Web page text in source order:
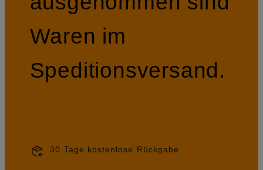
Waren im
Speditionsversand.
30 Tage kostenlose Rückgabe